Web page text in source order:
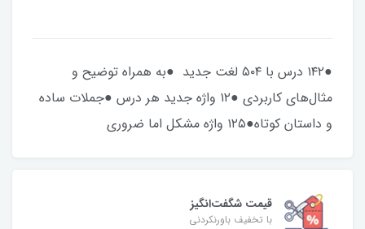
●۱۴۲ درس با ۵۰۴ لغت جدید ●به همراه توضیح و
مثال‌های کاربردی ●۱۲ واژه جدید هر درس ●جملات ساده
و داستان کوتاه●۱۲۵ واژه مشکل اما ضروری
قیمت شگفت‌انگیز
با تخفیف باورنکردنی